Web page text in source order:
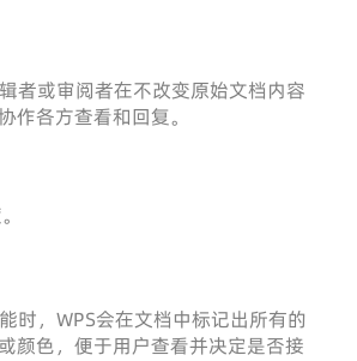
者或审阅者在不改变原始文档内容
各方查看和回复。
时，WPS会在文档中标记出所有的
颜色，便于用户查看并决定是否接